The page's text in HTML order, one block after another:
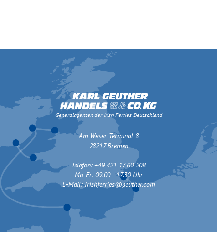
Generalagenten der Irish Ferries Deutschland
Am Weser-Terminal 8
28217 Bremen
Telefon: +49 421 17 60 208
Mo-Fr: 09.00 - 17.30 Uhr
E-Mail:irishferries@geuther.com